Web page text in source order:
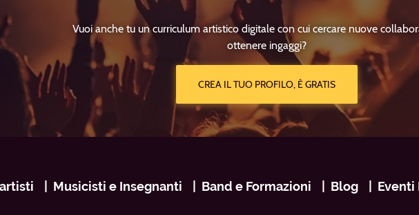
Vuoi anche tu un curriculum artistico digitale con cui cercare nuove
ottenere ingaggi?
CREA IL TUO PROFILO, È GRATIS
Musicisti e Insegnanti Band e Formazioni Blog Eventi